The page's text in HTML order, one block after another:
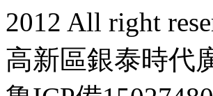
2012 All right
高新區銀泰時代